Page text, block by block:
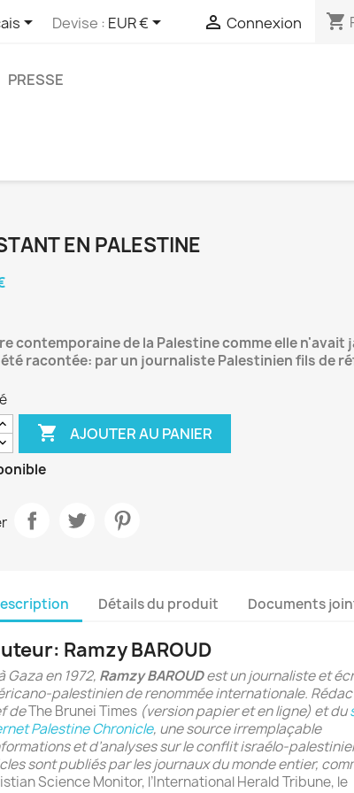
 Devise : EUR €  Connexion shopping_cart
PRESSE
EN PALESTINE
contemporaine de la Palestine comme elle n'avait
racontée: par un journaliste Palestinien fils de
 AJOUTER AU PANIER
Détails du produit Documents
Ramzy BAROUD
Gaza en 1972, Ramzy BAROUDest un journaliste et
palestinien de renommée internationale.
deThe Brunei Times (version papier et en ligne) et du
Palestine Chronicle, une source irremplaçable
et d’analyses sur le conflit israélo-
sont publiés par les journaux du monde entier,
Science Monitor, l’International Herald Tribune, le